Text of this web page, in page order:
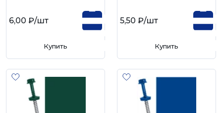
6,00 ₽/шт
Купить
5,50 ₽/шт
Купить